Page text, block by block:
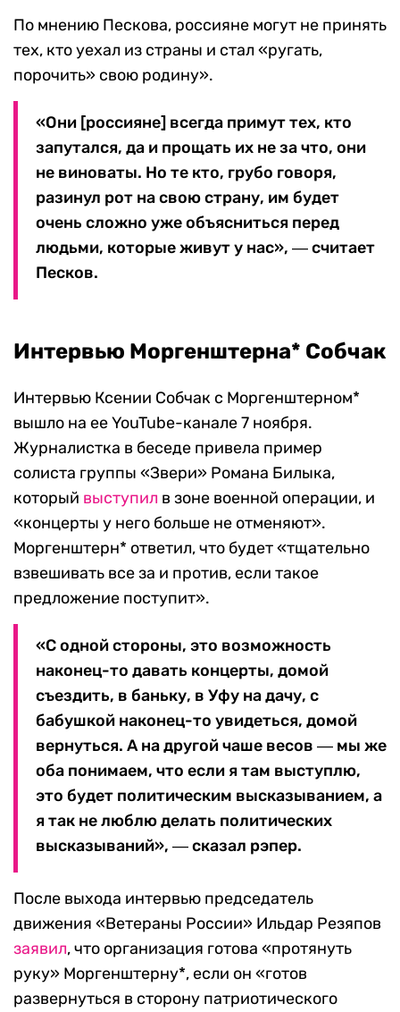
По мнению Пескова, россияне могут не принять
тех, кто уехал из страны и стал «ругать,
порочить» свою родину».
«Они [россияне] всегда примут тех, кто
запутался, да и прощать их не за что, они
не виноваты. Но те кто, грубо говоря,
разинул рот на свою страну, им будет
очень сложно уже объясниться перед
людьми, которые живут у нас», ― считает
Песков.
Интервью Моргенштерна* Собчак
Интервью Ксении Собчак с Моргенштерном*
вышло на ее YouTube-канале 7 ноября.
Журналистка в беседе привела пример
солиста группы «Звери» Романа Билыка,
который выступил в зоне военной операции, и
«концерты у него больше не отменяют».
Моргенштерн* ответил, что будет «тщательно
взвешивать все за и против, если такое
предложение поступит».
«С одной стороны, это возможность
наконец-то давать концерты, домой
съездить, в баньку, в Уфу на дачу, с
бабушкой наконец-то увидеться, домой
вернуться. А на другой чаше весов ― мы же
оба понимаем, что если я там выступлю,
это будет политическим высказыванием, а
я так не люблю делать политических
высказываний», ― сказал рэпер.
После выхода интервью председатель
движения «Ветераны России» Ильдар Резяпов
заявил, что организация готова «протянуть
руку» Моргенштерну*, если он «готов
развернуться в сторону патриотического